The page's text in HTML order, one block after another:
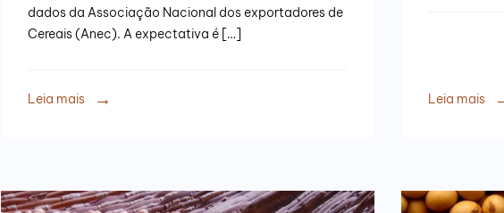
dados da Associação Nacional dos exportadores de
Cereais (Anec). A expectativa é […]
Leia mais Leia mais